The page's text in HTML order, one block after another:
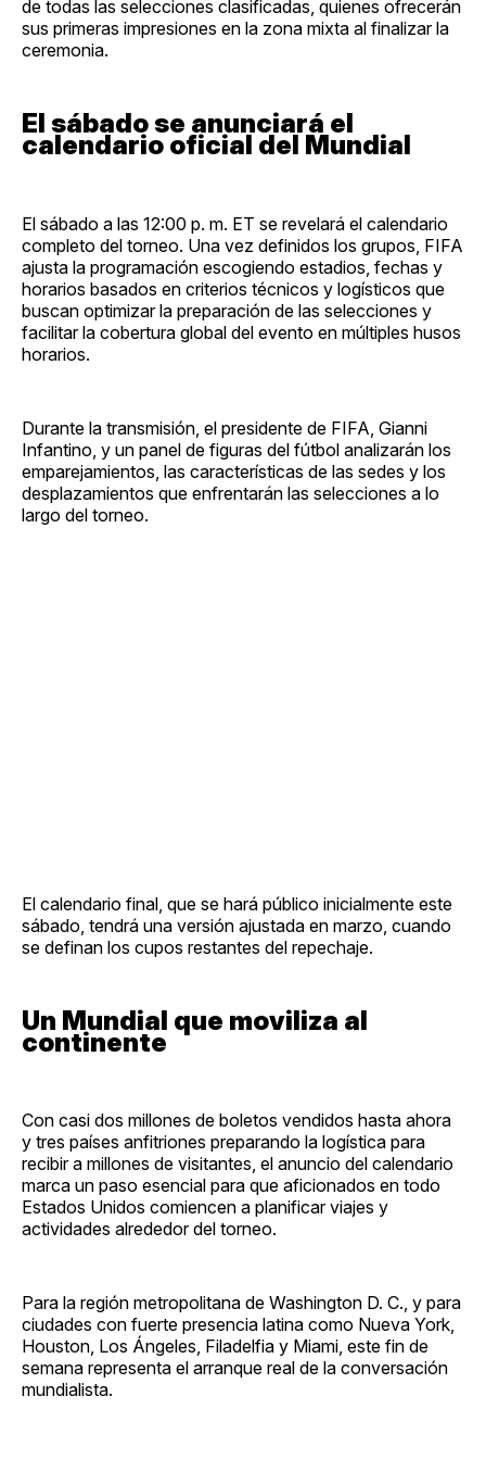
de todas las selecciones clasificadas, quienes ofrecerán
sus primeras impresiones en la zona mixta al finalizar la
ceremonia.
El sábado se anunciará el
calendario oficial del Mundial
El sábado a las 12:00 p. m. ET se revelará el calendario
completo del torneo. Una vez definidos los grupos, FIFA
ajusta la programación escogiendo estadios, fechas y
horarios basados en criterios técnicos y logísticos que
buscan optimizar la preparación de las selecciones y
facilitar la cobertura global del evento en múltiples husos
horarios.
Durante la transmisión, el presidente de FIFA, Gianni
Infantino, y un panel de figuras del fútbol analizarán los
emparejamientos, las características de las sedes y los
desplazamientos que enfrentarán las selecciones a lo
largo del torneo.
El calendario final, que se hará público inicialmente este
sábado, tendrá una versión ajustada en marzo, cuando
se definan los cupos restantes del repechaje.
Un Mundial que moviliza al
continente
Con casi dos millones de boletos vendidos hasta ahora
y tres países anfitriones preparando la logística para
recibir a millones de visitantes, el anuncio del calendario
marca un paso esencial para que aficionados en todo
Estados Unidos comiencen a planificar viajes y
actividades alrededor del torneo.
Para la región metropolitana de Washington D. C., y para
ciudades con fuerte presencia latina como Nueva York,
Houston, Los Ángeles, Filadelfia y Miami, este fin de
semana representa el arranque real de la conversación
mundialista.